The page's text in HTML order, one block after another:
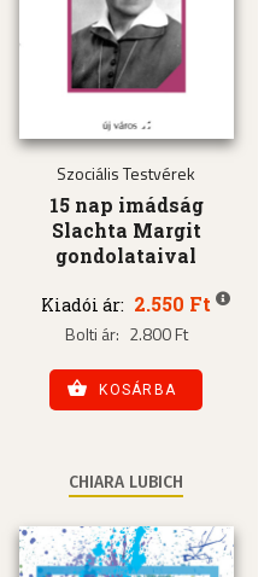
Szociális Testvérek
15 nap imádság
Slachta Margit
gondolataival
Kiadói ár: 2.550 Ft
Bolti ár: 2.800 Ft
KOSÁRBA
CHIARA LUBICH